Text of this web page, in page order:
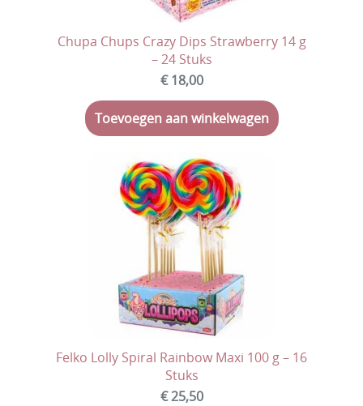
Chupa Chups Crazy Dips Strawberry 14 g
– 24 Stuks
€ 18,00
Toevoegen aan winkelwagen
Felko Lolly Spiral Rainbow Maxi 100 g – 16
Stuks
€ 25,50